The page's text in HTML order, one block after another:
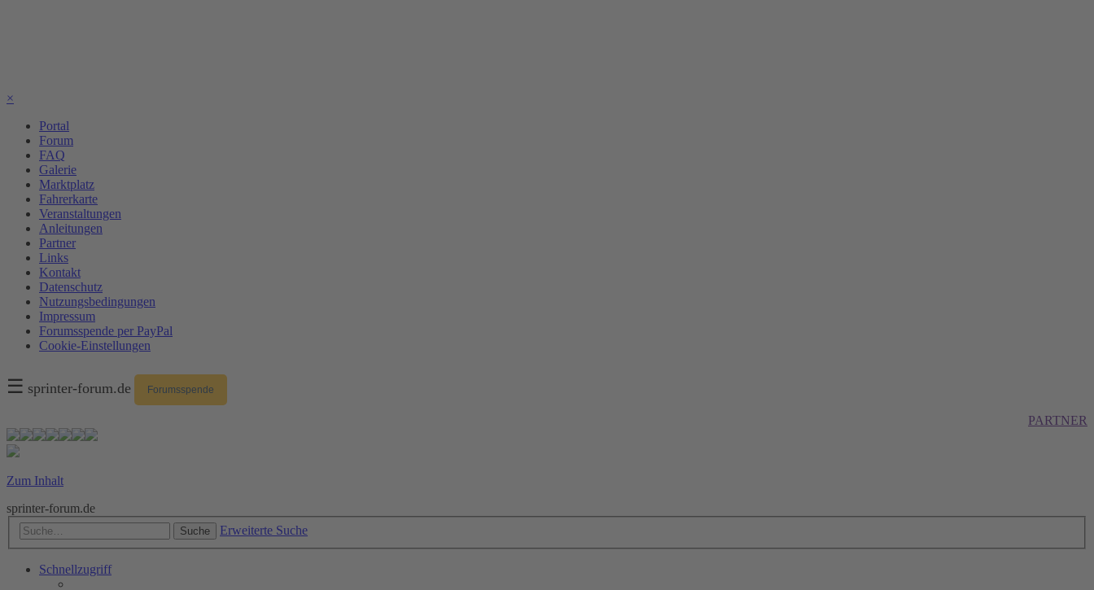
×
Portal
Forum
FAQ
Galerie
Marktplatz
Fahrerkarte
Veranstaltungen
Anleitungen
Partner
Links
Kontakt
Datenschutz
Nutzungsbedingungen
Impressum
Forumsspende per PayPal
Cookie-Einstellungen
☰ sprinter-forum.de Forumsspende
PARTNER
Zum Inhalt
sprinter-forum.de
Suche Erweiterte Suche
Schnellzugriff